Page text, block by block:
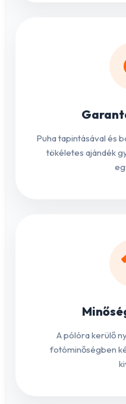
Puha tapintásával és
tökéletes ajándék
A pólóra kerülő
fotóminőségben